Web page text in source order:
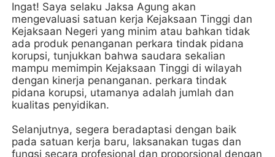
Ingat! Saya selaku Jaksa Agung akan
mengevaluasi satuan kerja Kejaksaan Tinggi dan
Kejaksaan Negeri yang minim atau bahkan tidak
ada produk penanganan perkara tindak pidana
korupsi, tunjukkan bahwa saudara sekalian
mampu memimpin Kejaksaan Tinggi di wilayah
dengan kinerja penanganan. perkara tindak
pidana korupsi, utamanya adalah jumlah dan
kualitas penyidikan.
Selanjutnya, segera beradaptasi dengan baik
pada satuan kerja baru, laksanakan tugas dan
fungsi secara profesional dan proporsional dengan